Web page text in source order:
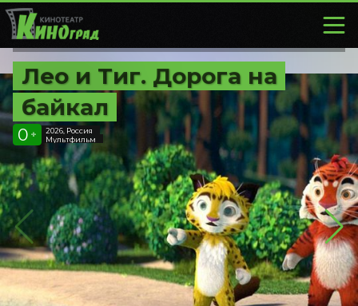
Лео и Тиг. Дорога на
байкал
0 +
2026, Россия
Мультфильм